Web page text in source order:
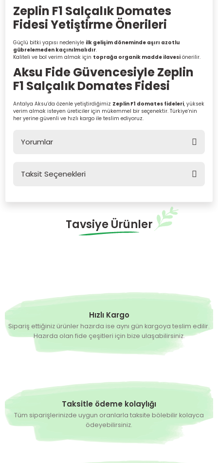
Zeplin F1 Salçalık Domates
Fidesi Yetiştirme Önerileri
Güçlü bitki yapısı nedeniyle ilk gelişim döneminde aşırı azotlu
gübrelemeden kaçınılmalıdır.
Kaliteli ve bol verim almak için toprağa organik madde ilavesi önerilir.
Aksu Fide GüvencesiyleZeplin
F1 Salçalık Domates Fidesi
Antalya Aksu’da özenle yetiştirdiğimiz Zeplin F1 domates fideleri, yüksek
verim almak isteyen üreticiler için mükemmel bir seçenektir. Türkiye’nin
her yerine güvenli ve hızlı kargo ile teslim ediyoruz.
Yorumlar
Taksit Seçenekleri
Tavsiye Ürünler
Siesta F1 İri Salçalık Domates Fidesi
4,90 TL
4,90 TL
Turbata F1 Roma Tipi Domates Fidesi
Hızlı Kargo
Sipariş ettiğiniz ürünler hazırda ise aynı gün kargoya teslim edilir.
Hazırda olan fide çeşitleri için bize ulaşabilirsiniz.
Taksitle ödeme kolaylığı
Tüm siparişlerinizde uygun oranlarla taksite bölebilir kolayca
ödeyebilirsiniz.